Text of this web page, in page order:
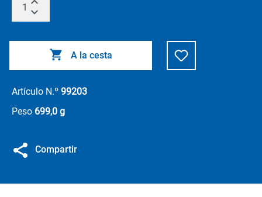
A la cesta
Artículo N.º 99203
Peso 699,0 g
Compartir